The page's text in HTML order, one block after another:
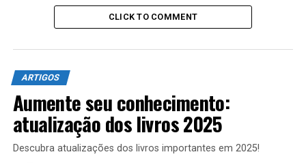
Tal distinção se justifica na medida que as
atos menos ofensivos aos bens jurídicos tutelados pelo
Direito Penal, por isso a privação da liberdade, quando
esta for a sanção imposta ao ilícito, jamais poderá ser
cumprida em regime fechado. Observemos o que diz a
Lei das Contravenções Penais – LCP (Decreto-Lei no.
3.688/41)³:
CLICK TO COMMENT
ARTIGOS
Aumente seu conhecimento:
atualização dos livros 2025
Descubra atualizações dos livros importantes em 2025!